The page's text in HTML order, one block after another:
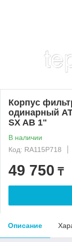
Корпус
одинарный
SX AB 1"
В наличии
Код: RA115P718
49 750 ₸
Описание